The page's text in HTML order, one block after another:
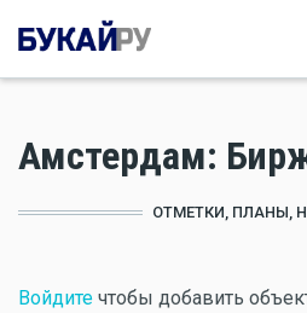
Амстердам:
ОТМЕТКИ, ПЛАНЫ,
Войдите чтобы добавить